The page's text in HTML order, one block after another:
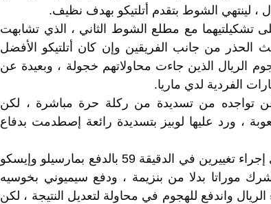
، لينتهي الشوط بتقدم أتلتيكو بهدف نظيف.
تشكيلتيهما مع مطلع الشوط الثاني ، الذي تشابهت
الحذر من جانب الفريقين وإن كان أتلتيكو الأفضل
الريال الذين جاءت محاولاتهم خجولة ، وبعيدة عن
الفردية لدي ماريا.
حتى الدقيقة 54 ليعلن عن تواجده من تسديدة من ركلة حرة مباشرة ، لكن
، ورد عليها لوبيز بتسديدة رائعة إصطدمت بدفاع
لم يجد أنشيلوتي أمام ضغط أتلتيكو سوى إجراء تغييرين في الدقيقة 59 بالدفع بمارسيلو وإيسكو
موراتا بدلا من بنزيمة ، ودفع سيميوني بخوسيه
واندفع للهجوم في محاولة لتعديل النتيجة ، لكن